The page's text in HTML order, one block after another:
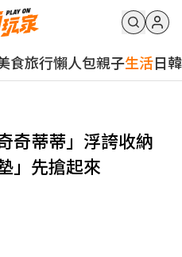
食旅行懶人包親子生活日韓
奇蒂蒂」浮誇收納
」先搶起來